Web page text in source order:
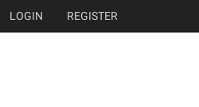
LOGIN REGISTER